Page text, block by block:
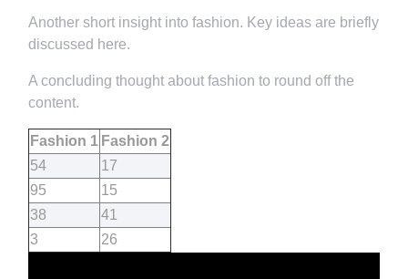
Another short insight into fashion. Key ideas are briefly
discussed here.
A concluding thought about fashion to round off the
content.
Fashion 1 Fashion 2
54
17
95
15
38
41
3
26